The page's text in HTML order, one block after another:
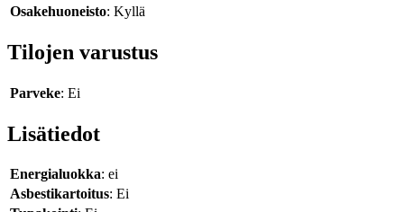
Osakehuoneisto: Kyllä
Tilojen varustus
Parveke: Ei
Lisätiedot
Energialuokka: ei
Asbestikartoitus: Ei